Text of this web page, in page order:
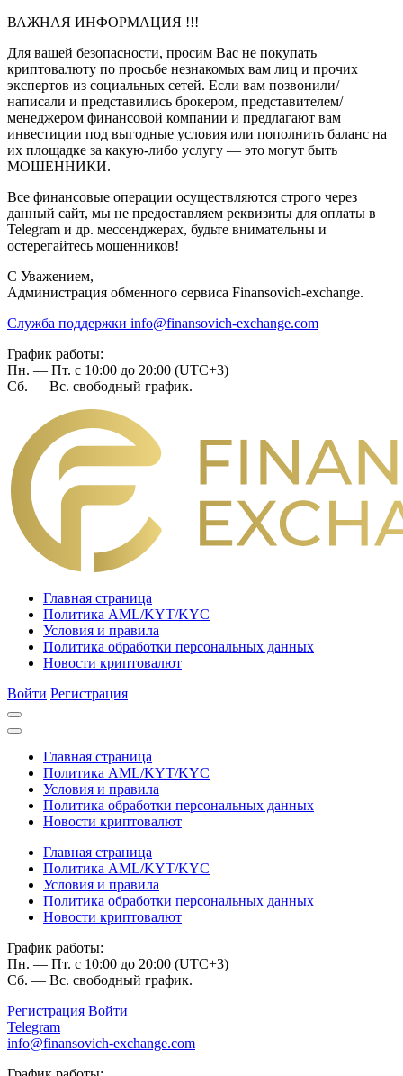
ВАЖНАЯ ИНФОРМАЦИЯ !!!
Для вашей безопасности, просим Вас не покупать
криптовалюту по просьбе незнакомых вам лиц и прочих
экспертов из социальных сетей. Если вам позвонили/
написали и представились брокером, представителем/
менеджером финансовой компании и предлагают вам
инвестиции под выгодные условия или пополнить баланс на
их площадке за какую-либо услугу — это могут быть
МОШЕННИКИ.
Все финансовые операции осуществляются строго через
данный сайт, мы не предоставляем реквизиты для оплаты в
Telegram и др. мессенджерах, будьте внимательны и
остерегайтесь мошенников!
C Уважением,
Администрация обменного сервиса Finansovich-exchange.
Служба поддержки info@finansovich-exchange.com
График работы:
Пн. — Пт. с 10:00 до 20:00 (UTC+3)
Сб. — Вс. свободный график.
Главная страница
Политика AML/KYT/KYC
Условия и правила
Политика обработки персональных данных
Новости криптовалют
Войти Регистрация
Главная страница
Политика AML/KYT/KYC
Условия и правила
Политика обработки персональных данных
Новости криптовалют
Главная страница
Политика AML/KYT/KYC
Условия и правила
Политика обработки персональных данных
Новости криптовалют
График работы:
Пн. — Пт. с 10:00 до 20:00 (UTC+3)
Сб. — Вс. свободный график.
Регистрация Войти
Telegram
info@finansovich-exchange.com